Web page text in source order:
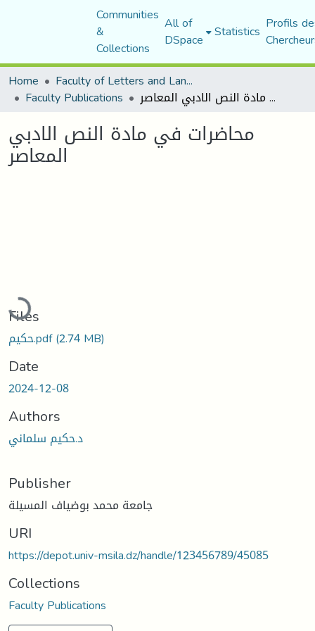
Communities
&
Collections
All of
DSpace Statistics Profils
Home
Faculty of Letters and Languages
Faculty Publications محاضرات في مادة النص الادبي المعاصر
محاضرات في مادة النص الادبي
المعاصر
Files
حكيم.pdf(2.74 MB)
Date
2024-12-08
Authors
د.حكيم سلماني
Publisher
جامعة محمد بوضياف المسيلة
URI
https://depot.univ-msila.dz/handle/123456789/45085
Collections
Faculty Publications